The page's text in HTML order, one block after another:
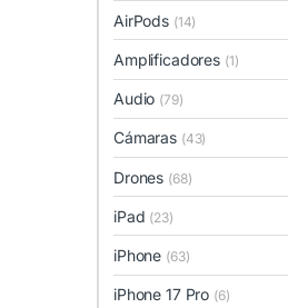
AirPods (14)
Amplificadores (1)
Audio (79)
Cámaras (43)
Drones (68)
iPad (23)
iPhone (63)
iPhone 17 Pro (6)